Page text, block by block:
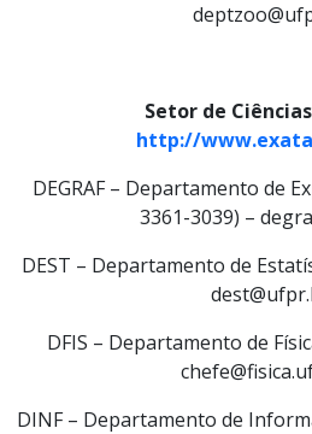
Setor de
http://
DEGRAF – Departamento de
3361-3039) –
DEST – Departamento de
DFIS – Departamento de
DINF – Departamento de